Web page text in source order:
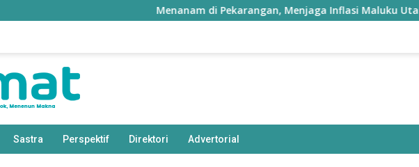
Menanam di Pekarangan, Menjaga Inflasi Maluku Utara
Sastra Perspektif Direktori Advertorial